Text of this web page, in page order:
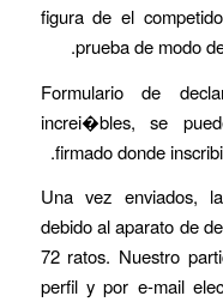
figura de el
prueba de modo
? Formulario de
increi�bles, se
firmado donde
Una vez enviados,
debido al aparato de
72 ratos. Nuestro
perfil y por e-mail